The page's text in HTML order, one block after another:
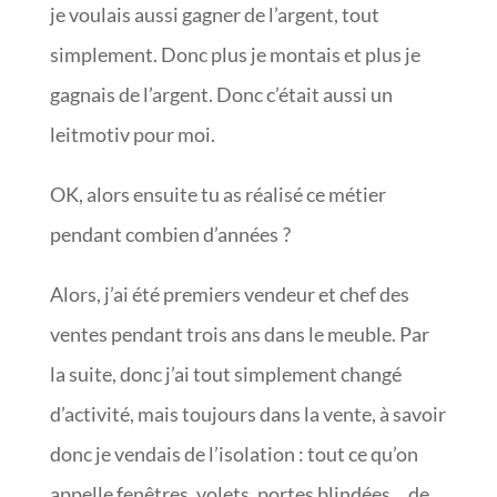
je voulais aussi gagner de l’argent, tout
simplement. Donc plus je montais et plus je
gagnais de l’argent. Donc c’était aussi un
leitmotiv pour moi.
OK, alors ensuite tu as réalisé ce métier
pendant combien d’années ?
Alors, j’ai été premiers vendeur et chef des
ventes pendant trois ans dans le meuble. Par
la suite, donc j’ai tout simplement changé
d’activité, mais toujours dans la vente, à savoir
donc je vendais de l’isolation : tout ce qu’on